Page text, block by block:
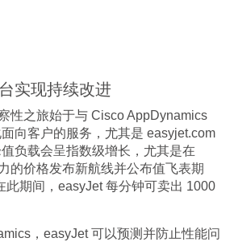
实现持续改进
性之旅始于与 Cisco AppDynamics
向客户的服务，尤其是 easyjet.com
负载会呈指数级增长，尤其是在
的价格发布新航线并公布值飞表期
此期间，easyJet 每分钟可卖出 1000
，easyJet 可以预测并防止性能问